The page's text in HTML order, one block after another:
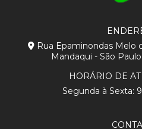
Rua Epaminondas Melo
Mandaqui - São
HORÁRIO DE
Segunda à Sexta: